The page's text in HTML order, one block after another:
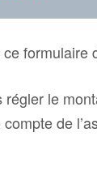
formulaire
régler le
de